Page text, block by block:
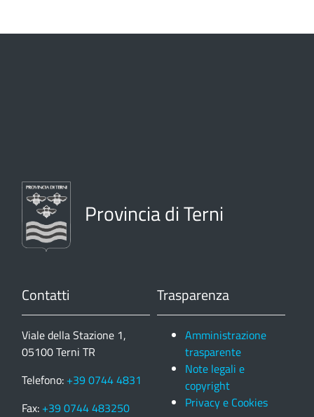
Provincia di Terni
Contatti
Viale della Stazione 1,
05100 Terni TR
Telefono: +39 0744 4831
Fax: +39 0744 483250
Trasparenza
Amministrazione
trasparente
Note legali e
copyright
Privacy e Cookies